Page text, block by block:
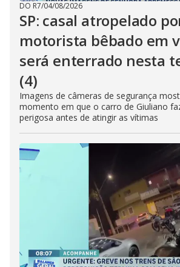
DO R7/04/08/2026
SP: casal atropelado
motorista bêbado em
será enterrado nesta
(4)
Imagens de câmeras de segurança
momento em que o carro de Giuliano
perigosa antes de atingir as vítimas